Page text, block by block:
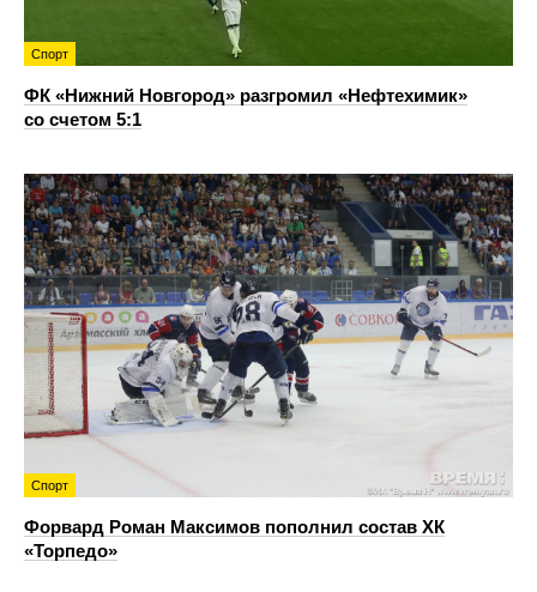
Спорт
ФК «Нижний Новгород» разгромил «Нефтехимик»
со счетом 5:1
Спорт
Форвард Роман Максимов пополнил состав ХК
«Торпедо»